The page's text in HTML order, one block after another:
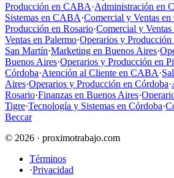
Producción en CABA·Administración en
Sistemas en CABA·Comercial y Ventas en
Producción en Rosario·Comercial y Ventas
Ventas en Palermo·Operarios y Producción
San Martín·Marketing en Buenos Aires·
Buenos Aires·Operarios y Producción en
Córdoba·Atención al Cliente en CABA·
Aires·Operarios y Producción en Córdoba·
Rosario·Finanzas en Buenos Aires·
Tigre·Tecnología y Sistemas en Córdoba·
Beccar
© 2026 · proximotrabajo.com
Términos
·Privacidad